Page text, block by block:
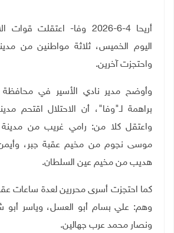
أريحا 4-6-2026 وفا- اعتقلت
اليوم الخميس، ثلاثة مواطنين من
واحتجزت آخرين.
وأوضح مدير نادي الأسير في محافظة
براهمة لـ"وفا"، أن الاحتلال اقتحم
واعتقل كلا من: رامي غريب من مدينة
موسى نجوم من مخيم عقبة جبر، وأيمن
هديب من مخيم عين السلطان.
كما احتجزت أسرى محررين لعدة ساعات
وهم: علي بسام أبو العسل، وياسر
ونصار محمد عرب جهالين.